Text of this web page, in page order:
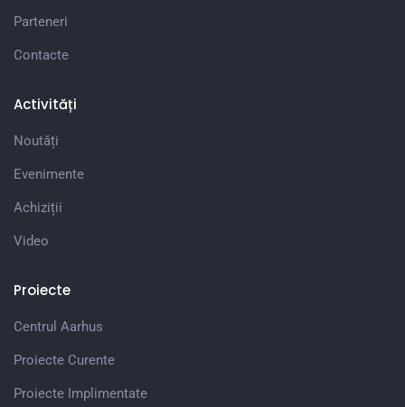
Parteneri
Contacte
Activități
Noutăți
Evenimente
Achiziții
Video
Proiecte
Centrul Aarhus
Proiecte Curente
Proiecte Implimentate